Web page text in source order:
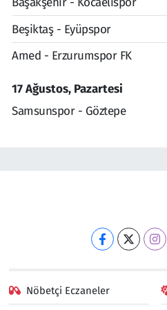
Beşiktaş - Eyüpspor
Amed - Erzurumspor FK
17 Ağustos, Pazartesi
Samsunspor - Göztepe
Nöbetçi Eczaneler